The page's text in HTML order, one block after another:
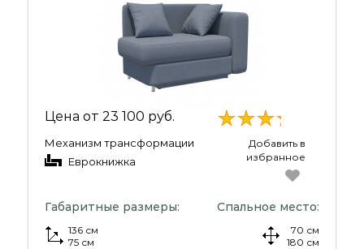
Цена от 23 100 руб.
Механизм трансформации
Еврокнижка
Добавить в
избранное
Габаритные размеры:
136 см
75 см
Спальное место:
70 см
180 см